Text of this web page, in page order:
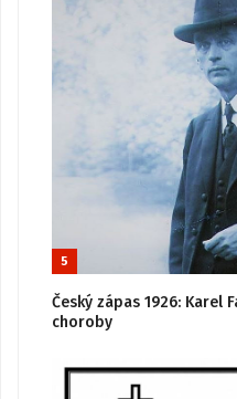
5
Český zápas 1926: Karel
choroby